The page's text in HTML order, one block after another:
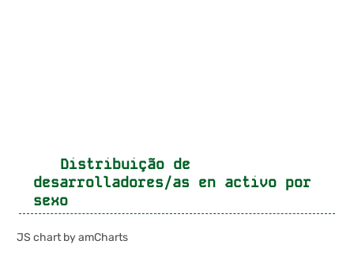
Distribuição de
desarrolladores/as en activo por
sexo
JS chart by amCharts